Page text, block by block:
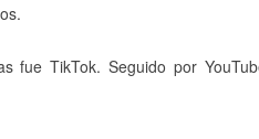
fue TikTok. Seguido por